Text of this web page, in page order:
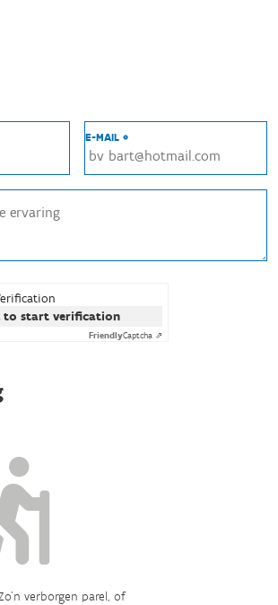
E-MAIL *
to start verification
FriendlyCaptcha ⇗
verborgen parel, of